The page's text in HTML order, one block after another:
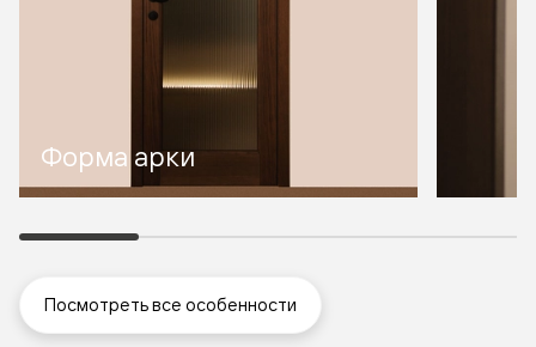
Форма арки
Посмотреть все особенности